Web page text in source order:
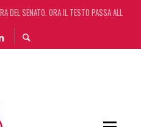
DEL SENATO. ORA IL TESTO PASSA ALLA
CHE AUTOMATIZZA LA REVISIONE LEGALE
BILANCIO “ALLONTANA” LA CONTESTAZIONE